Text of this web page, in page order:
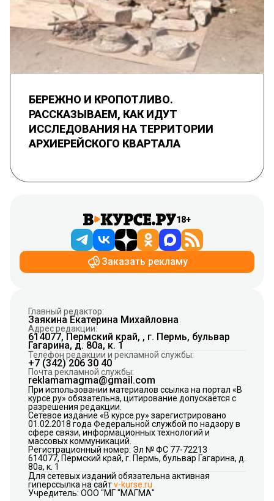
БЕРЕЖНО И КРОПОТЛИВО.
РАССКАЗЫВАЕМ, КАК ИДУТ
ИССЛЕДОВАНИЯ НА ТЕРРИТОРИИ
АРХИЕРЕЙСКОГО КВАРТАЛА
18+
Заказать рекламу
Главный редактор:
Заякина Екатерина Михайловна
Адрес редакции:
614077, Пермский край, , г. Пермь, бульвар
Гагарина, д. 80а, к. 1
Телефон редакции и рекламной службы:
+7 (342) 206 30 40
Почта рекламной службы:
reklamamagma@gmail.com
При использовании материалов ссылка на портал «В
курсе.ру» обязательна, цитирование допускается с
разрешения редакции.
Сетевое издание «В курсе.ру» зарегистрировано
01.02.2018 года Федеральной службой по надзору в
сфере связи, информационных технологий и
массовых коммуникаций.
Регистрационный номер: Эл № ФС 77-72213
614077, Пермский край, г. Пермь, бульвар Гагарина, д.
80а, к. 1
Для сетевых изданий обязательна активная
гиперссылка на сайтv-kurse.ru
Учредитель: ООО "МГ "МАГМА"